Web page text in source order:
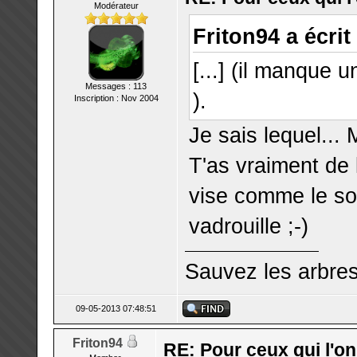
Modérateur
Messages : 113
Inscription : Nov 2004
Friton94 a écrit
[...] (il manque
).
Je sais lequel...
T'as vraiment
vise comme le
vadrouille ;-)
Sauvez les
09-05-2013 07:48:51
Friton94 RE: Pour ceux qui